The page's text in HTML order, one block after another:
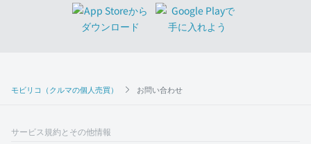
モビリコ（クルマの個人売買） お問い合わせ
サービス規約とその他情報